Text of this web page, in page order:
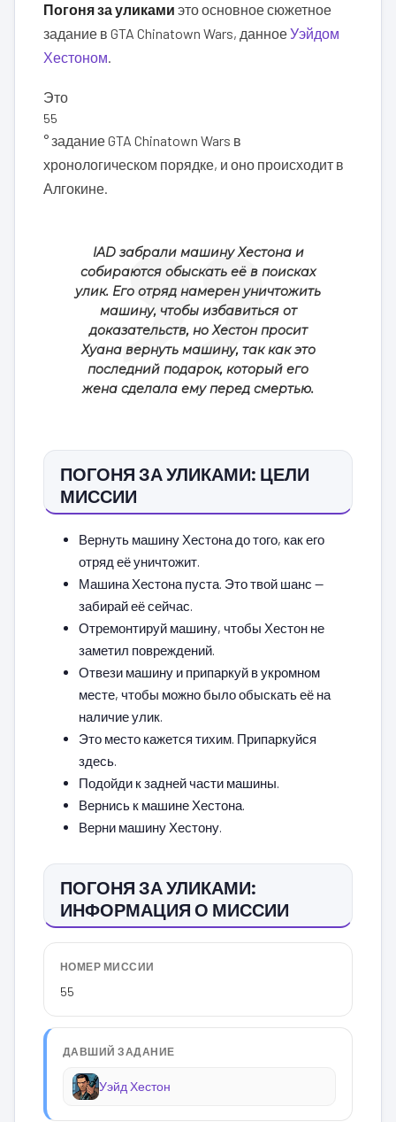
Погоня за уликами это основное сюжетное
задание в GTA Chinatown Wars, данноеУэйдом
Хестоном.
Это
55
° задание GTA Chinatown Wars в
хронологическом порядке, и оно происходит в
Алгокине.
IAD забрали машину Хестона и
собираются обыскать её в поисках
улик. Его отряд намерен уничтожить
машину, чтобы избавиться от
доказательств, но Хестон просит
Хуана вернуть машину, так как это
последний подарок, который его
жена сделала ему перед смертью.
ПОГОНЯ ЗА УЛИКАМИ: ЦЕЛИ
МИССИИ
Вернуть машину Хестона до того, как его
отряд её уничтожит.
Машина Хестона пуста. Это твой шанс —
забирай её сейчас.
Отремонтируй машину, чтобы Хестон не
заметил повреждений.
Отвези машину и припаркуй в укромном
месте, чтобы можно было обыскать её на
наличие улик.
Это место кажется тихим. Припаркуйся
здесь.
Подойди к задней части машины.
Вернись к машине Хестона.
Верни машину Хестону.
ПОГОНЯ ЗА УЛИКАМИ:
ИНФОРМАЦИЯ О МИССИИ
НОМЕР МИССИИ
55
ДАВШИЙ ЗАДАНИЕ
Уэйд Хестон